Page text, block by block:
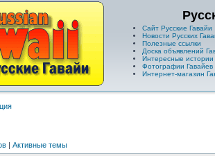
Сайт Русские Гавайи
Новости Русских
Полезные ссылки
Доска объявлений
Интересные истории
Фотографии Гавайев
Интернет-магазин
| Активные темы